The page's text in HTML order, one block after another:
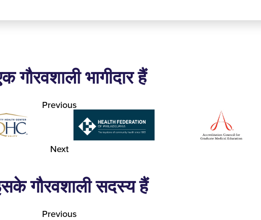
गौरवशाली भागीदार हैं
Previous
Next
गौरवशाली सदस्य हैं
Previous